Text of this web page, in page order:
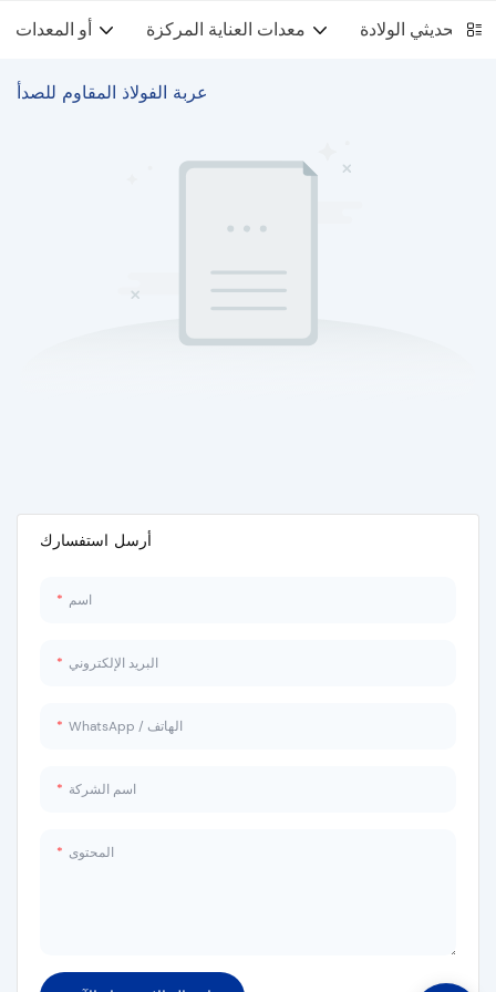
أو المعدات معدات العناية المركزة
عربة الفولاذ المقاوم للصدأ
أرسل استفسارك
اسم
البريد الإلكتروني
WhatsApp / الهاتف
اسم الشركة
المحتوى